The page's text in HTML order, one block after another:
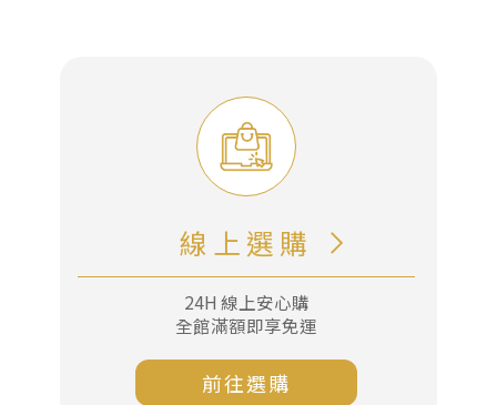
線上選購
24H 線上安心購
全館滿額即享免運
前往選購